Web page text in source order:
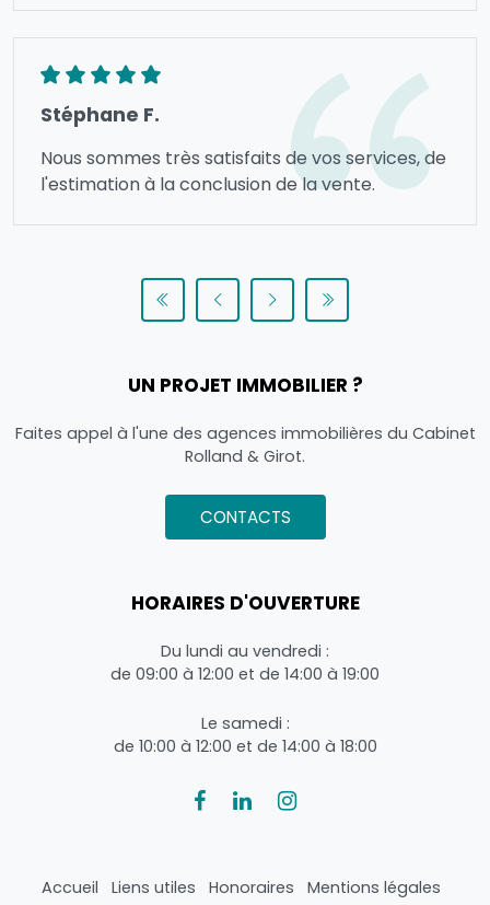
Stéphane F.
Nous sommes très satisfaits de vos services, de
l'estimation à la conclusion de la vente.
UN PROJET IMMOBILIER ?
Faites appel à l'une des agences immobilières du Cabinet
Rolland & Girot.
CONTACTS
HORAIRES D'OUVERTURE
Du lundi au vendredi :
de 09:00 à 12:00 et de 14:00 à 19:00
Le samedi :
de 10:00 à 12:00 et de 14:00 à 18:00
Accueil Liens utiles Honoraires Mentions légales